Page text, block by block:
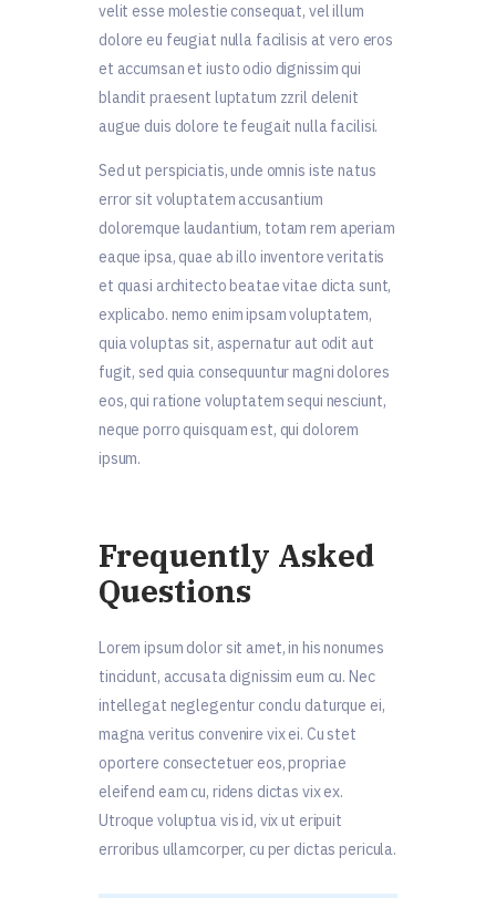
velit esse molestie consequat, vel illum
dolore eu feugiat nulla facilisis at vero eros
et accumsan et iusto odio dignissim qui
blandit praesent luptatum zzril delenit
augue duis dolore te feugait nulla facilisi.
Sed ut perspiciatis, unde omnis iste natus
error sit voluptatem accusantium
doloremque laudantium, totam rem aperiam
eaque ipsa, quae ab illo inventore veritatis
et quasi architecto beatae vitae dicta sunt,
explicabo. nemo enim ipsam voluptatem,
quia voluptas sit, aspernatur aut odit aut
fugit, sed quia consequuntur magni dolores
eos, qui ratione voluptatem sequi nesciunt,
neque porro quisquam est, qui dolorem
ipsum.
Frequently Asked
Questions
Lorem ipsum dolor sit amet, in his nonumes
tincidunt, accusata dignissim eum cu. Nec
intellegat neglegentur conclu daturque ei,
magna veritus convenire vix ei. Cu stet
oportere consectetuer eos, propriae
eleifend eam cu, ridens dictas vix ex.
Utroque voluptua vis id, vix ut eripuit
erroribus ullamcorper, cu per dictas pericula.